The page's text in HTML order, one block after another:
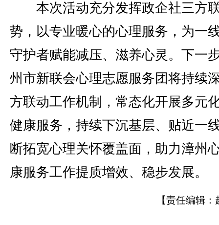
本次活动充分发挥政企社三方
势，以专业暖心的心理服务，为一
守护者赋能减压、滋养心灵。下一
州市新联会心理志愿服务团将持续
方联动工作机制，常态化开展多元
健康服务，持续下沉基层、贴近一
断拓宽心理关怀覆盖面，助力漳州
康服务工作提质增效、稳步发展。
【责任编辑：